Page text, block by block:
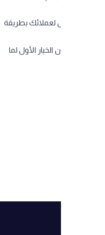
صغير
للوصول لعملائك بطريقة
، ويكون الخيار الأول لما
المنافسة